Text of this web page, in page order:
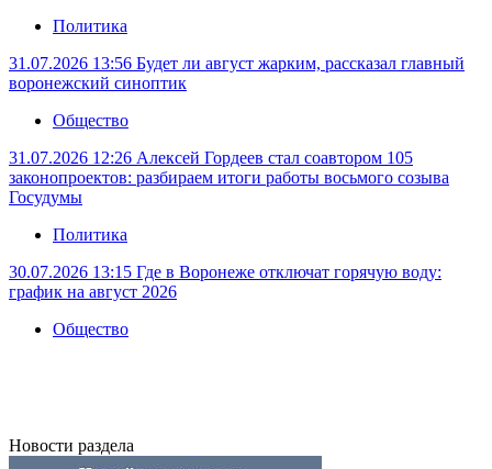
Политика
31.07.2026 13:56 Будет ли август жарким, рассказал главный
воронежский синоптик
Общество
31.07.2026 12:26 Алексей Гордеев стал соавтором 105
законопроектов: разбираем итоги работы восьмого созыва
Госудумы
Политика
30.07.2026 13:15 Где в Воронеже отключат горячую воду:
график на август 2026
Общество
Новости раздела